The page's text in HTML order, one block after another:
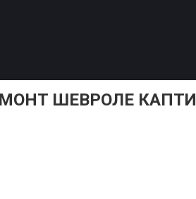
ШЕВРОЛЕ